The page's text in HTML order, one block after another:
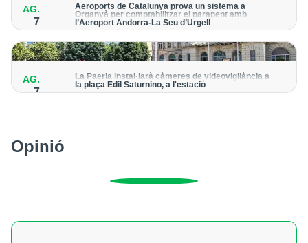
AG.
7
Aeroports de Catalunya prova un sistema a
Organyà per comptabilitzar el parapent amb
l’Aeroport Andorra-La Seu d’Urgell
mòbil per donar pas als avions amb vols instrumentals
AG.
7
La Paeria instal·larà càmeres de videovigilància a
la plaça Edil Saturnino, a l'estació
Opinió